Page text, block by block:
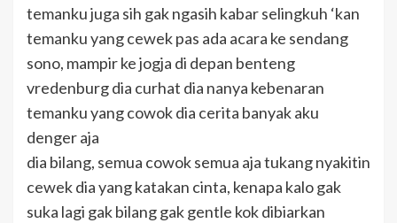
temanku juga sih gak ngasih kabar selingkuh ‘kan
temanku yang cewek pas ada acara ke sendang
sono, mampir ke jogja di depan benteng
vredenburg dia curhat dia nanya kebenaran
temanku yang cowok dia cerita banyak aku
denger aja
dia bilang, semua cowok semua aja tukang nyakitin
cewek dia yang katakan cinta, kenapa kalo gak
suka lagi gak bilang gak gentle kok dibiarkan